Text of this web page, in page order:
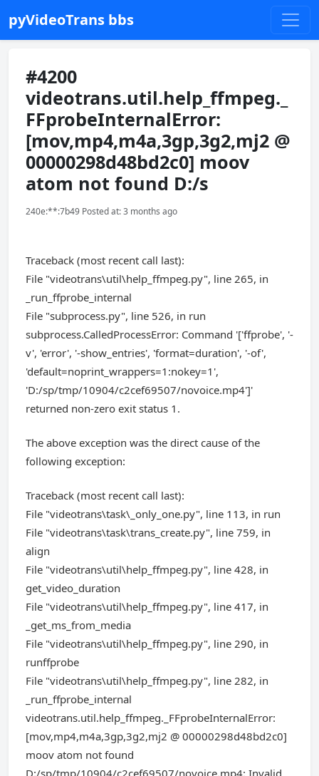
pyVideoTrans bbs
#4200
videotrans.util.help_ffmpeg._
FFprobeInternalError:
[mov,mp4,m4a,3gp,3g2,mj2 @
00000298d48bd2c0] moov
atom not found D:/s
240e:**:7b49 Posted at: 3 months ago
Traceback (most recent call last):
File "videotrans\util\help_ffmpeg.py", line 265, in
_run_ffprobe_internal
File "subprocess.py", line 526, in run
subprocess.CalledProcessError: Command '['ffprobe', '-
v', 'error', '-show_entries', 'format=duration', '-of',
'default=noprint_wrappers=1:nokey=1',
'D:/sp/tmp/10904/c2cef69507/novoice.mp4']'
returned non-zero exit status 1.
The above exception was the direct cause of the
following exception:
Traceback (most recent call last):
File "videotrans\task\_only_one.py", line 113, in run
File "videotrans\task\trans_create.py", line 759, in
align
File "videotrans\util\help_ffmpeg.py", line 428, in
get_video_duration
File "videotrans\util\help_ffmpeg.py", line 417, in
_get_ms_from_media
File "videotrans\util\help_ffmpeg.py", line 290, in
runffprobe
File "videotrans\util\help_ffmpeg.py", line 282, in
_run_ffprobe_internal
videotrans.util.help_ffmpeg._FFprobeInternalError:
[mov,mp4,m4a,3gp,3g2,mj2 @ 00000298d48bd2c0]
moov atom not found
D:/sp/tmp/10904/c2cef69507/novoice.mp4: Invalid